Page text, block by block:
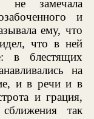
не замечала
и
ему, что
что в ней
в блестящих
на
и в речи и в
и грация,
так